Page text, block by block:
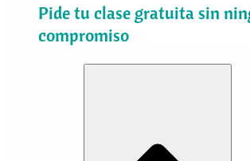
Pide tu clase gratuita sin
compromiso